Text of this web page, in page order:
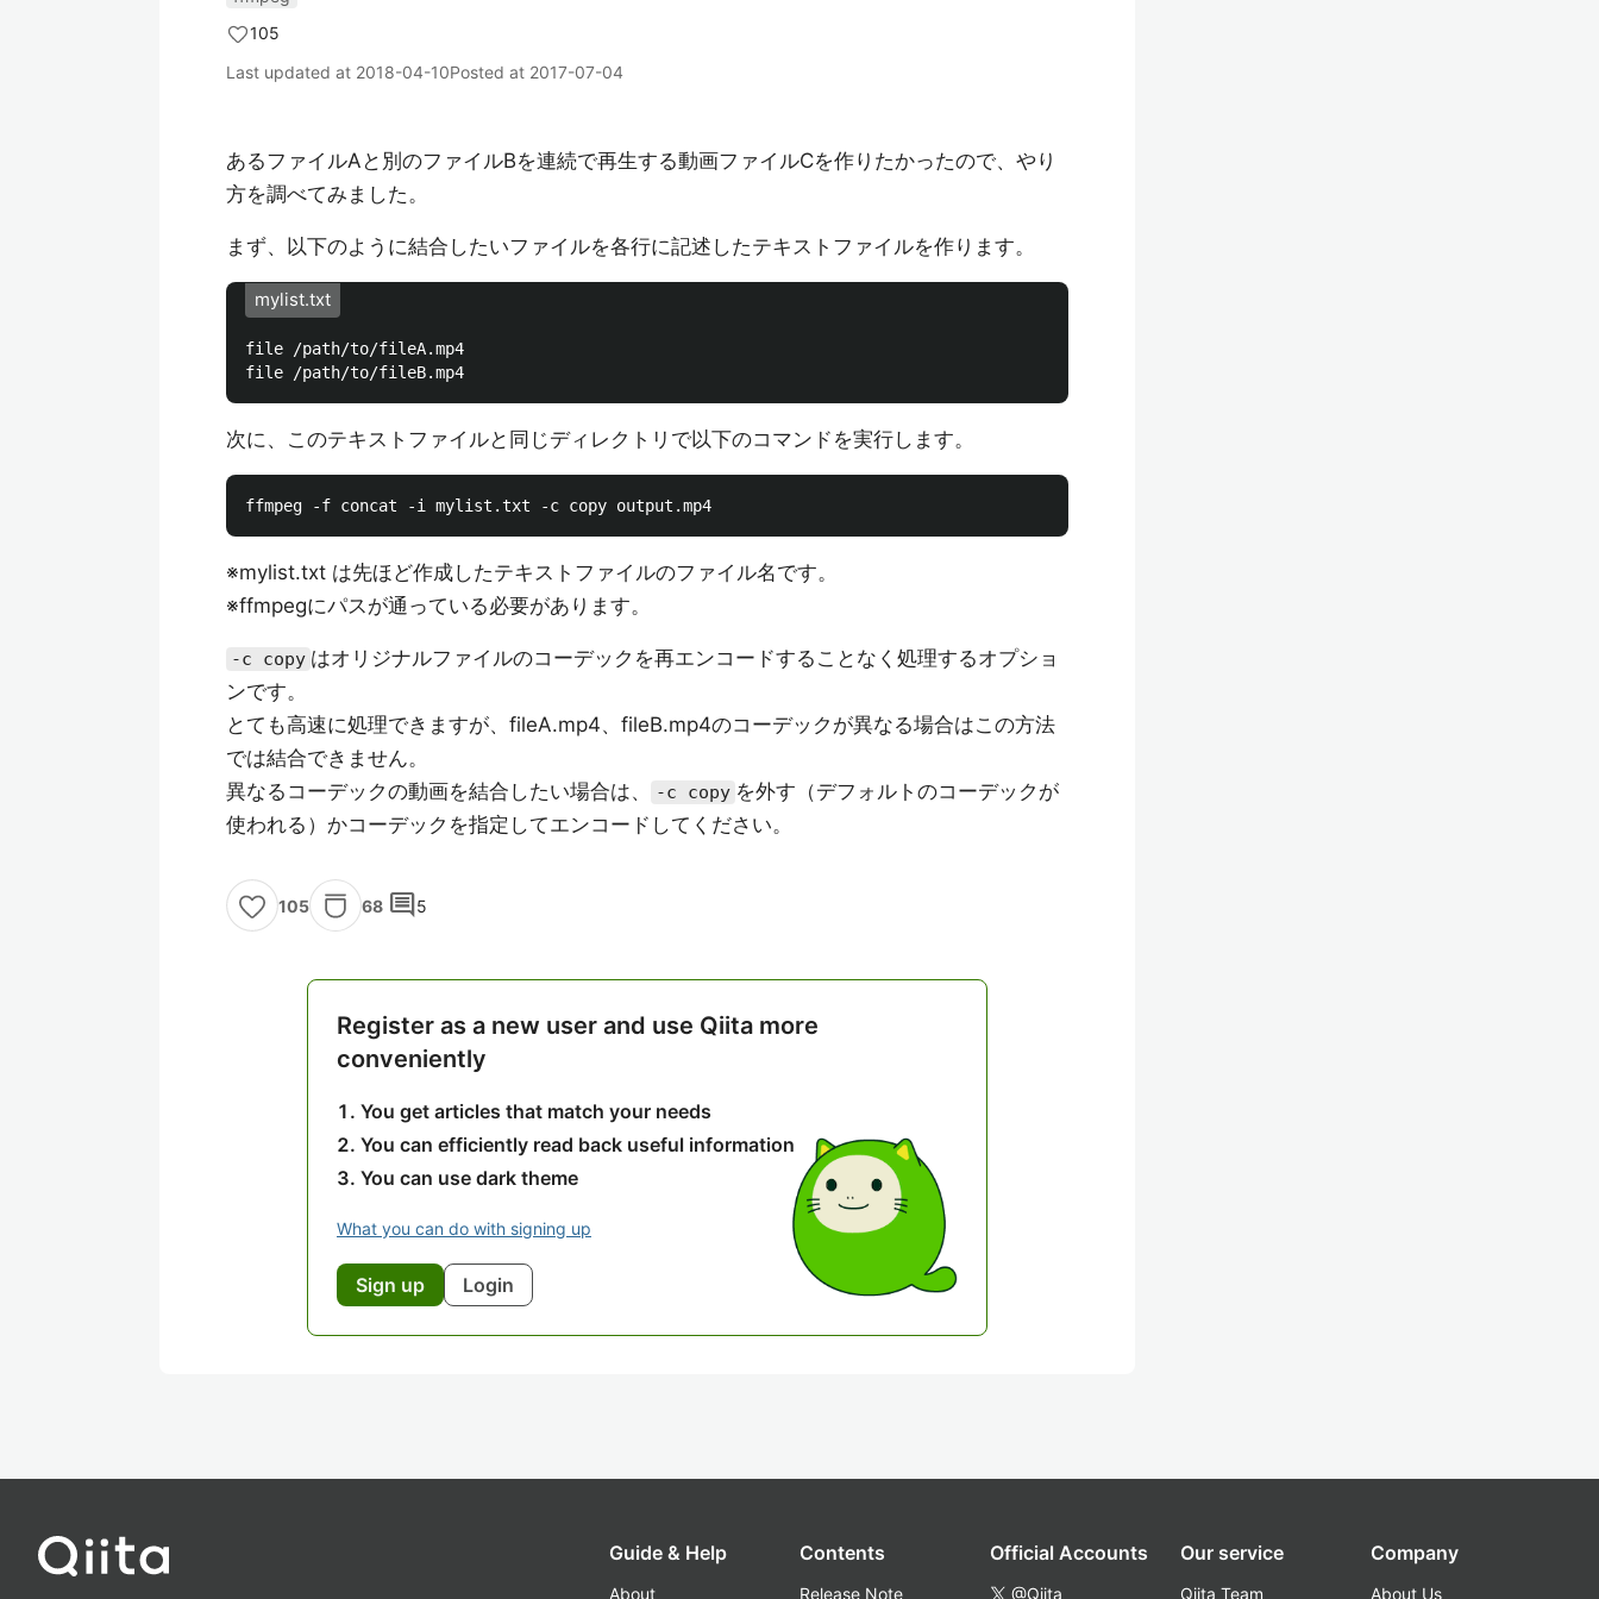
105
Last updated at 2018-04-10Posted at 2017-07-04
あるファイルAと別のファイルBを連続で再生する動画ファイルCを作りたかったので、やり
方を調べてみました。
まず、以下のように結合したいファイルを各行に記述したテキストファイルを作ります。
mylist.txt
file /path/to/fileA.mp4
次に、このテキストファイルと同じディレクトリで以下のコマンドを実行します。
※mylist.txt は先ほど作成したテキストファイルのファイル名です。
※ffmpegにパスが通っている必要があります。
-c copy はオリジナルファイルのコーデックを再エンコードすることなく処理するオプショ
ンです。
とても高速に処理できますが、fileA.mp4、fileB.mp4のコーデックが異なる場合はこの方法
では結合できません。
異なるコーデックの動画を結合したい場合は、
-c copy を外す（デフォルトのコーデックが
使われる）かコーデックを指定してエンコードしてください。
105 68 comment5
Register as a new user and use Qiita more
conveniently
You get articles that match your needs
You can efficiently read back useful information
You can use dark theme
What you can do with signing up
Sign up Login
Guide & Help
About
Contents
Release Note
Official Accounts
@Qiita
Our service
Qiita Team
Company
About Us